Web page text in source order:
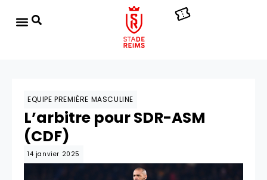
EQUIPE PREMIÈRE MASCULINE
L’arbitre pour SDR-ASM
(CDF)
14 janvier 2025